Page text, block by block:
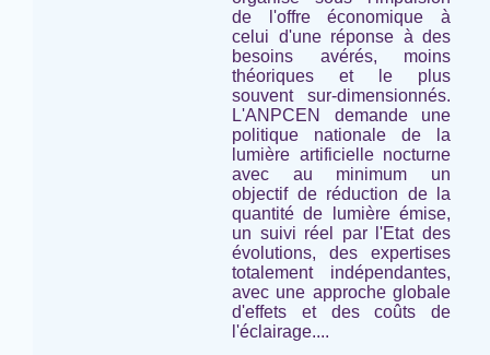
de l'offre économique à
celui d'une réponse à des
besoins avérés, moins
théoriques et le plus
souvent sur-dimensionnés.
L'ANPCEN demande une
politique nationale de la
lumière artificielle nocturne
avec au minimum un
objectif de réduction de la
quantité de lumière émise,
un suivi réel par l'Etat des
évolutions, des expertises
totalement indépendantes,
avec une approche globale
d'effets et des coûts de
l'éclairage....